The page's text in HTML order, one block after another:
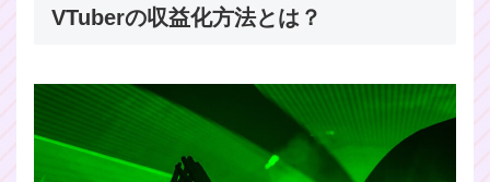
VTuberの収益化方法とは？